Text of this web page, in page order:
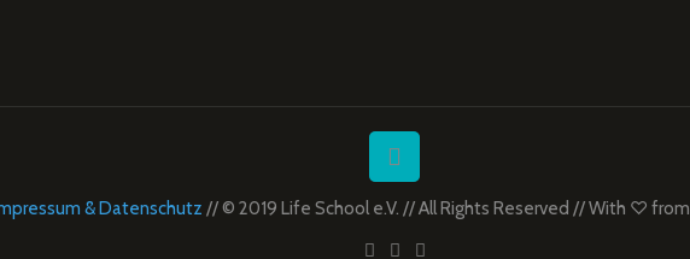
& Datenschutz // © 2019 Life School e.V. // All Rights Reserved // With ♡ from